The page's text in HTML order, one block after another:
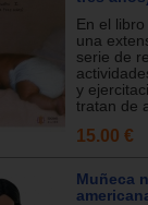
En el
una
serie de
y
tratan de
15.00 €
Muñeca